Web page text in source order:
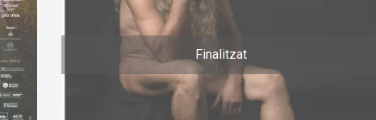
Finalitzat